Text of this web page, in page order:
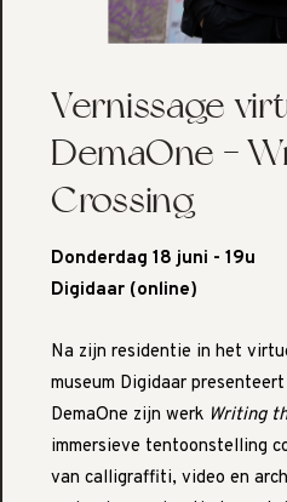
Vernissage
DemaOne -
Crossing
Donderdag 18 juni - 19u
Digidaar (online)
Na zijn residentie in het
museum Digidaar
DemaOne zijn werk Writing
immersieve tentoonstelling
van calligraffiti, video en